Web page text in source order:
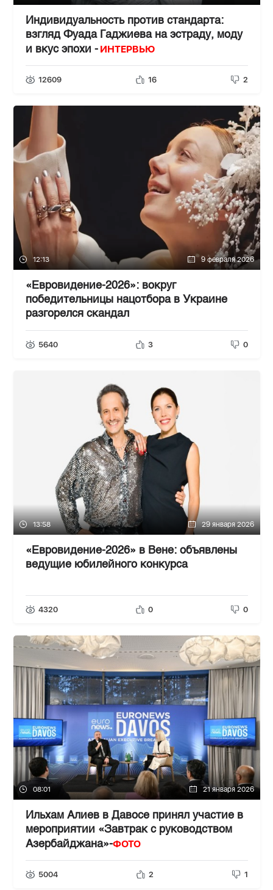
Индивидуальность против стандарта:
взгляд Фуада Гаджиева на эстраду, моду
и вкус эпохи -ИНТЕРВЬЮ
12609 16 2
12:13 9 февраля 2026
«Евровидение-2026»: вокруг
победительницы нацотбора в Украине
разгорелся скандал
5640 3 0
13:58 29 января 2026
«Евровидение-2026» в Вене: объявлены
ведущие юбилейного конкурса
4320 0 0
08:01 21 января 2026
Ильхам Алиев в Давосе принял участие в
мероприятии «Завтрак с руководством
Азербайджана»-ФОТО
5004 2 1